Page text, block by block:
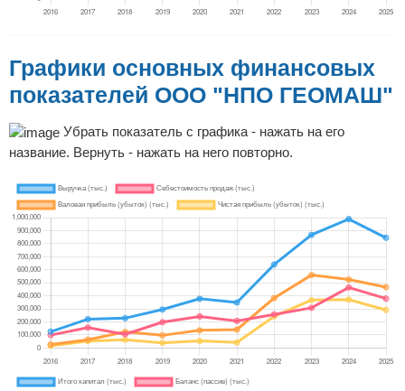
Графики основных финансовых
показателей ООО "НПО ГЕОМАШ"
Убрать показатель с графика - нажать на его
название. Вернуть - нажать на него повторно.